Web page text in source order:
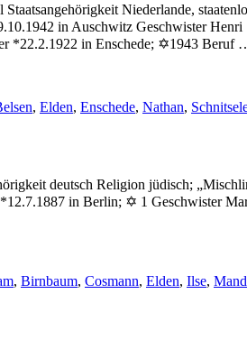
Niederlande,
in Auschwitz Geschwister
*22.2.1922 in Enschede; ✡1943 Beruf
, Elden, Enschede, Nathan,
deutsch Religion jüdisch;
in Berlin; ✡ 1 Geschwister
, Birnbaum, Cosmann, Elden, Ilse,